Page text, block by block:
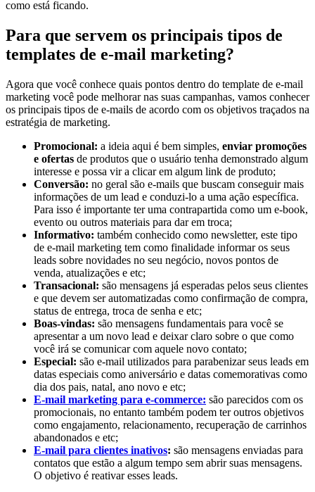
como está ficando.
Para que servem os principais tipos de
templates de e-mail marketing?
Agora que você conhece quais pontos dentro do template de e-mail
marketing você pode melhorar nas suas campanhas, vamos conhecer
os principais tipos de e-mails de acordo com os objetivos traçados na
estratégia de marketing.
Promocional: a ideia aqui é bem simples, enviar promoções
e ofertas de produtos que o usuário tenha demonstrado algum
interesse e possa vir a clicar em algum link de produto;
Conversão: no geral são e-mails que buscam conseguir mais
informações de um lead e conduzi-lo a uma ação específica.
Para isso é importante ter uma contrapartida como um e-book,
evento ou outros materiais para dar em troca;
Informativo: também conhecido como newsletter, este tipo
de e-mail marketing tem como finalidade informar os seus
leads sobre novidades no seu negócio, novos pontos de
venda, atualizações e etc;
Transacional: são mensagens já esperadas pelos seus clientes
e que devem ser automatizadas como confirmação de compra,
status de entrega, troca de senha e etc;
Boas-vindas: são mensagens fundamentais para você se
apresentar a um novo lead e deixar claro sobre o que como
você irá se comunicar com aquele novo contato;
Especial: são e-mail utilizados para parabenizar seus leads em
datas especiais como aniversário e datas comemorativas como
dia dos pais, natal, ano novo e etc;
E-mail marketing para e-commerce: são parecidos com os
promocionais, no entanto também podem ter outros objetivos
como engajamento, relacionamento, recuperação de carrinhos
abandonados e etc;
E-mail para clientes inativos: são mensagens enviadas para
contatos que estão a algum tempo sem abrir suas mensagens.
O objetivo é reativar esses leads.